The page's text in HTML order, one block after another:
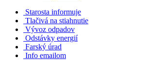
Starosta informuje
Tlačivá na stiahnutie
Vývoz odpadov
Odstávky energií
Farský úrad
Info emailom